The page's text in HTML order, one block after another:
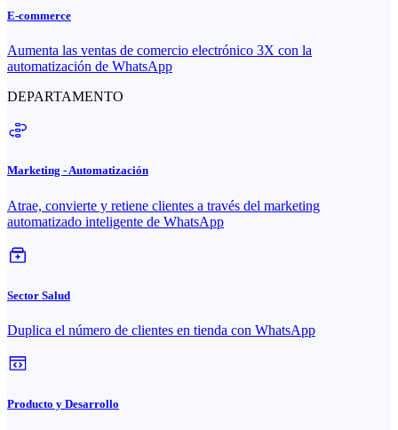
E-commerce
Aumenta las ventas de comercio electrónico 3X con la
automatización de WhatsApp
DEPARTAMENTO
Marketing - Automatización
Atrae, convierte y retiene clientes a través del marketing
automatizado inteligente de WhatsApp
Sector Salud
Duplica el número de clientes en tienda con WhatsApp
Producto y Desarrollo